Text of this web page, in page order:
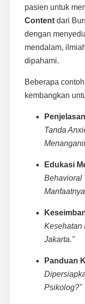
pasien untuk
Content dari
dengan
mendalam,
dipahami.
Beberapa
kembangkan
Tanda
Edukasi
Behavioral
Kesehatan
Jakarta."
Panduan
Psikolog?"